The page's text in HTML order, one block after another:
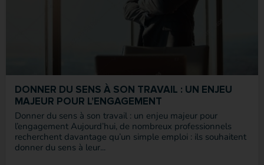
DONNER DU SENS À SON TRAVAIL : UN ENJEU
MAJEUR POUR L’ENGAGEMENT
Donner du sens à son travail : un enjeu majeur pour
l’engagement Aujourd’hui, de nombreux professionnels
recherchent davantage qu’un simple emploi : ils souhaitent
donner du sens à leur...